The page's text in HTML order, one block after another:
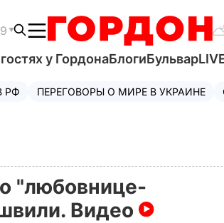
у ГордонаБлогиБульвар
РФ ПЕРЕГОВОРЫ О МИРЕ В УКРАИНЕ
"любовнице-
Видео